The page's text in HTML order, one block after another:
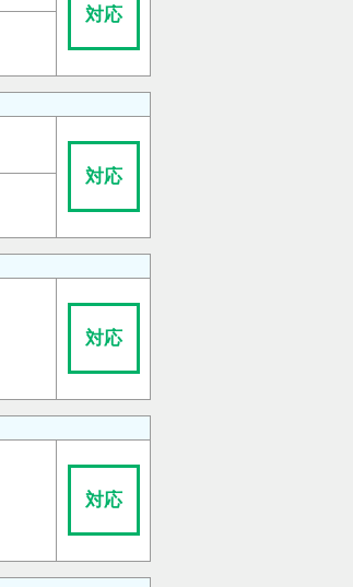
対応
対応
対応
対応